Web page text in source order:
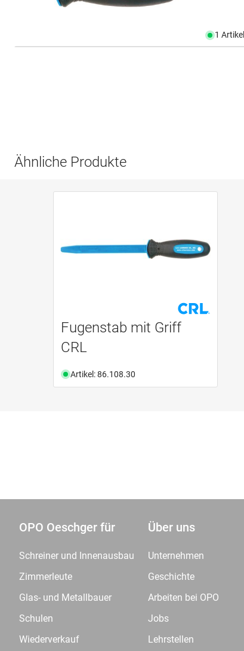
1 Artikel
Ähnliche Produkte
Fugenstab mit Griff
CRL
Artikel: 86.108.30
OPO Oeschger für
Schreiner und Innenausbau
Zimmerleute
Glas- und Metallbauer
Schulen
Wiederverkauf
Über uns
Unternehmen
Geschichte
Arbeiten bei OPO
Jobs
Lehrstellen